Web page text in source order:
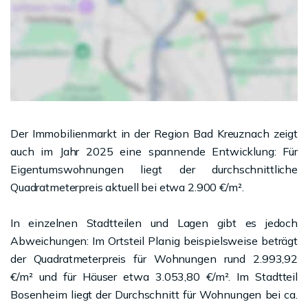
Der Immobilienmarkt in der Region Bad Kreuznach zeigt
auch im Jahr 2025 eine spannende Entwicklung: Für
Eigentumswohnungen liegt der durchschnittliche
Quadratmeterpreis aktuell bei etwa 2.900 €/m².
In einzelnen Stadtteilen und Lagen gibt es jedoch
Abweichungen: Im Ortsteil Planig beispielsweise beträgt
der Quadratmeterpreis für Wohnungen rund 2.993,92
€/m² und für Häuser etwa 3.053,80 €/m². Im Stadtteil
Bosenheim liegt der Durchschnitt für Wohnungen bei ca.